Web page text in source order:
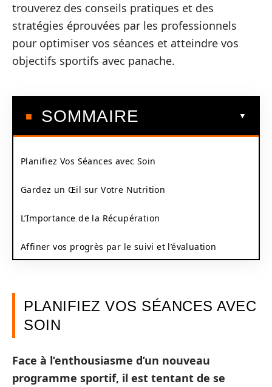
trouverez des conseils pratiques et des
stratégies éprouvées par les professionnels
pour optimiser vos séances et atteindre vos
objectifs sportifs avec panache.
SOMMAIRE
Planifiez Vos Séances avec Soin
Gardez un Œil sur Votre Nutrition
L’Importance de la Récupération
Affiner vos progrès par le suivi et l’évaluation
PLANIFIEZ VOS SÉANCES AVEC
SOIN
Face à l’enthousiasme d’un nouveau
programme sportif, il est tentant de se